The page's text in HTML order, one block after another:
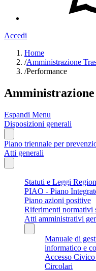
Accedi
Home
/Amministrazione
/Performance
Espandi Menu
Disposizioni generali
Piano triennale per
Atti generali
Statuti e Leggi
PIAO - Piano
Piano azioni positive
Riferimenti normativi
Atti amministrativi
Manuale di
informatico e
Accesso
Circolari